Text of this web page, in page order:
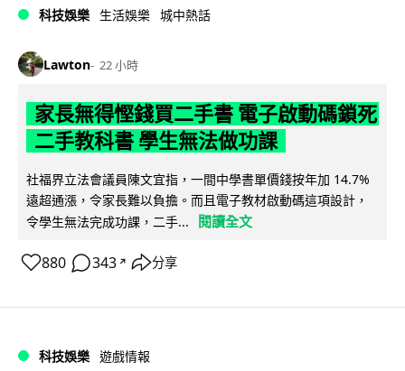
科技娛樂 生活娛樂 城中熱話
Lawton 22 小時
家長無得慳錢買二手書 電子啟動碼鎖死
二手教科書 學生無法做功課
社福界立法會議員陳文宜指，一間中學書單價錢按年加 14.7%
遠超通漲，令家長難以負擔。而且電子教材啟動碼這項設計，
令學生無法完成功課，二手...
閱讀全文
880 343 ↗ 分享
科技娛樂 遊戲情報